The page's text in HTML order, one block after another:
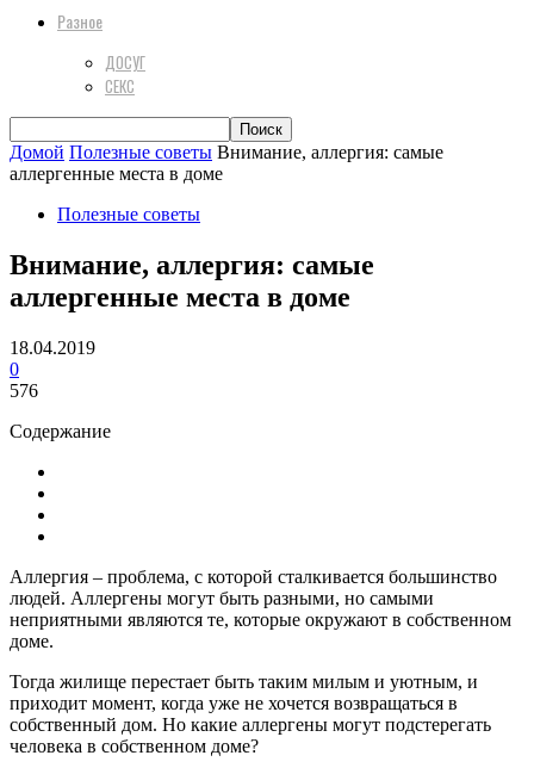
Разное
ДОСУГ
СЕКС
Домой Полезные советы Внимание, аллергия: самые
аллергенные места в доме
Полезные советы
Внимание, аллергия: самые
аллергенные места в доме
18.04.2019
0
576
Содержание
Аллергия – проблема, с которой сталкивается большинство
людей. Аллергены могут быть разными, но самыми
неприятными являются те, которые окружают в собственном
доме.
Тогда жилище перестает быть таким милым и уютным, и
приходит момент, когда уже не хочется возвращаться в
собственный дом. Но какие аллергены могут подстерегать
человека в собственном доме?